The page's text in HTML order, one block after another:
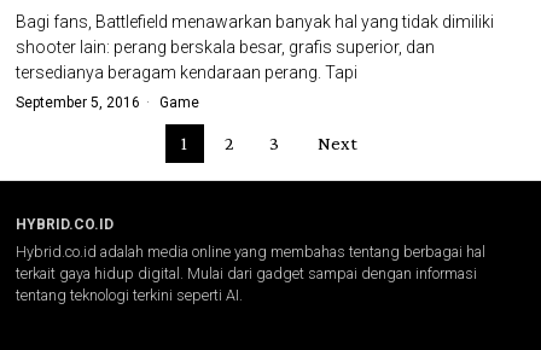
Bagi fans, Battlefield menawarkan banyak hal yang tidak dimiliki
shooter lain: perang berskala besar, grafis superior, dan
tersedianya beragam kendaraan perang. Tapi
September 5, 2016 Game
1 2 3 Next
HYBRID.CO.ID
Hybrid.co.id adalah media online yang membahas tentang berbagai hal
terkait gaya hidup digital. Mulai dari gadget sampai dengan informasi
tentang teknologi terkini seperti AI.